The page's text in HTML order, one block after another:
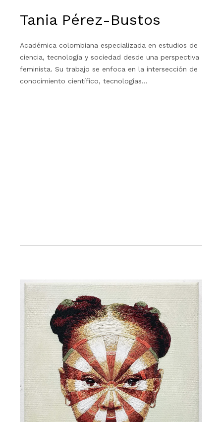
Tania Pérez-Bustos
Académica colombiana especializada en estudios de
ciencia, tecnología y sociedad desde una perspectiva
feminista. Su trabajo se enfoca en la intersección de
conocimiento científico, tecnologías…